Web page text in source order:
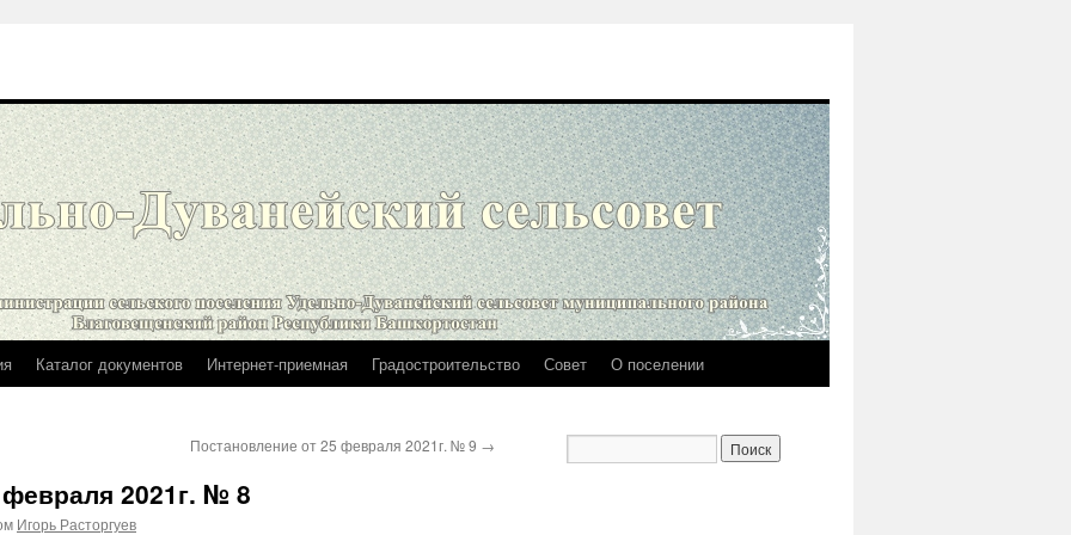
Каталог документов Интернет-приемная Градостроительство Совет О поселении
Постановление от 25 февраля 2021г. № 9 →
2021г. № 8
Игорь Расторгуев